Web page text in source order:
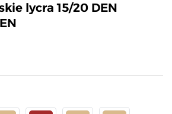
lycra 15/20 DEN